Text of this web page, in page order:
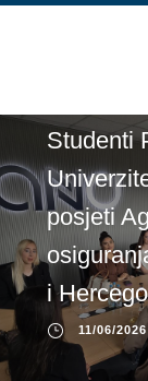
Studenti
posjeti
i
11/06/2026